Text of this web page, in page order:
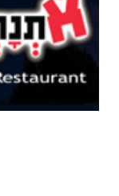
מסעדה,